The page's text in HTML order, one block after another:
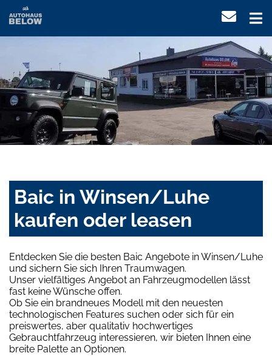
Baic in Winsen/Luhe
kaufen oder leasen
Entdecken Sie die besten Baic Angebote in Winsen/Luhe
und sichern Sie sich Ihren Traumwagen.
Unser vielfältiges Angebot an Fahrzeugmodellen lässt
fast keine Wünsche offen.
Ob Sie ein brandneues Modell mit den neuesten
technologischen Features suchen oder sich für ein
preiswertes, aber qualitativ hochwertiges
Gebrauchtfahrzeug interessieren, wir bieten Ihnen eine
breite Palette an Optionen.